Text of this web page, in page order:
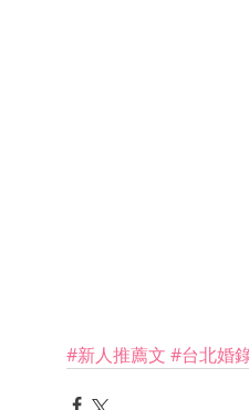
#新人推薦文 #台北婚